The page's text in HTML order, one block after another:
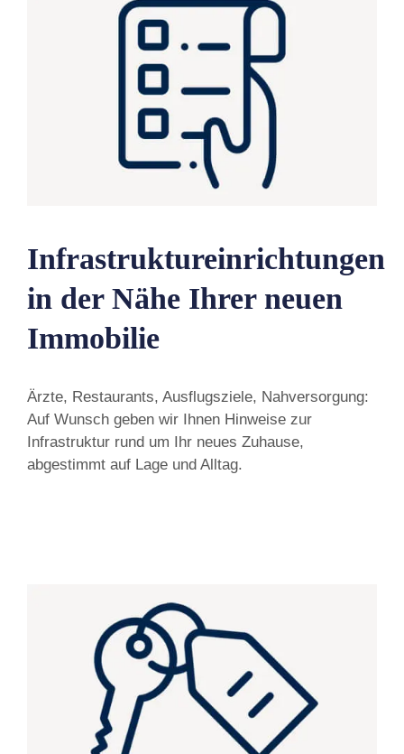
Infrastruktureinrichtungen
in der Nähe Ihrer neuen
Immobilie
Ärzte, Restaurants, Ausflugsziele, Nahversorgung:
Auf Wunsch geben wir Ihnen Hinweise zur
Infrastruktur rund um Ihr neues Zuhause,
abgestimmt auf Lage und Alltag.